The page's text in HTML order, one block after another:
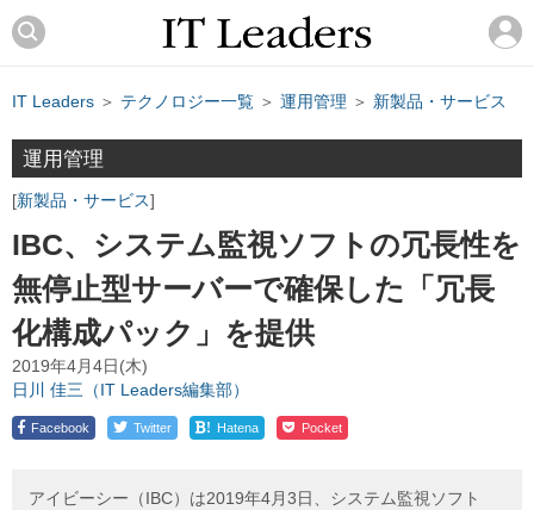
IT Leaders ＞ テクノロジー一覧 ＞ 運用管理 ＞ 新製品・サービス
運用管理
新製品・サービス
IBC、システム監視ソフトの冗長性を
無停止型サーバーで確保した「冗長
化構成パック」を提供
2019年4月4日(木)
日川 佳三（IT Leaders編集部）
Facebook Twitter ! Hatena Pocket
アイビーシー（IBC）は2019年4月3日、システム監視ソフト